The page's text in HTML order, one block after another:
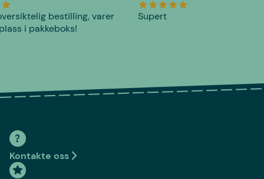
bestilling, varer
i pakkeboks!
Supert
Kontakte oss